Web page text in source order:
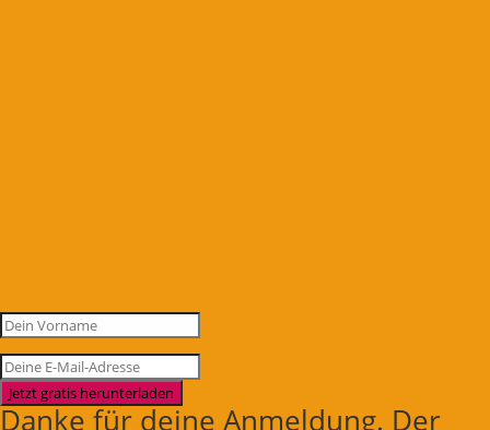
Jetzt gratis herunterladen
Danke für deine Anmeldung. Der